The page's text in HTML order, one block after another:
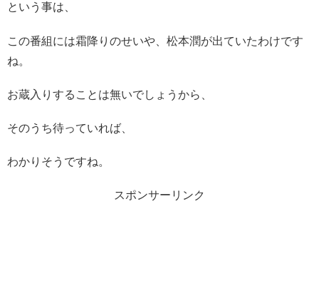
という事は、
この番組には霜降りのせいや、松本潤が出ていたわけです
ね。
お蔵入りすることは無いでしょうから、
そのうち待っていれば、
わかりそうですね。
スポンサーリンク